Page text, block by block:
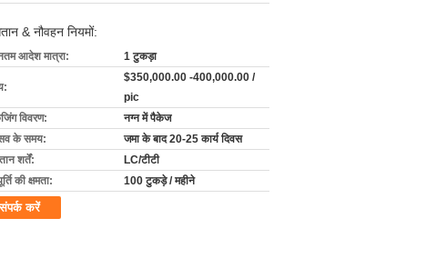
& नौवहन नियमों:
आदेश मात्रा: 1 टुकड़ा
$350,000.00 -400,000.00 /
pic
विवरण:
नग्न में पैकेज
के समय:
जमा के बाद 20-25 कार्य दिवस
शर्तें:
LC/टीटी
की क्षमता:
100 टुकड़े / महीने
संपर्क करें